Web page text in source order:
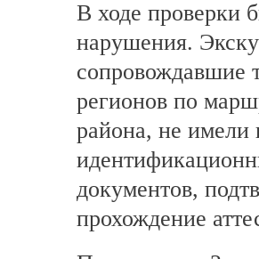
В ходе проверки
нарушения.
сопровождавшие
регионов по
района, не имели
документов,
прохождение